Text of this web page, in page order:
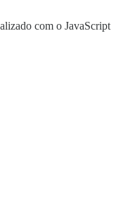
com o JavaScript